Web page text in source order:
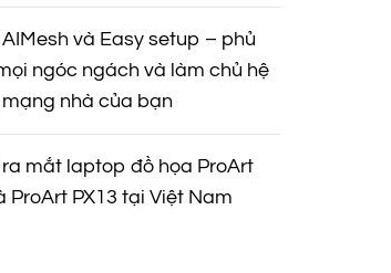
AIMesh và Easy setup – phủ
ngóc ngách và làm chủ hệ
nhà của bạn
ra mắt laptop đồ họa ProArt
ProArt PX13 tại Việt Nam